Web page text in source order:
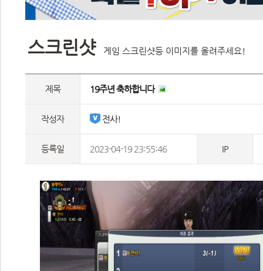
스크린샷 게임 스크린샷등 이미지를 올려주세요!
제목 19주년 축하합니다
작성자 전사!
등록일 2023-04-19 23:55:46 IP